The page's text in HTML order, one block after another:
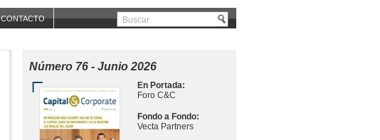
CONTACTO
Número 76 - Junio 2026
En Portada:
Foro C&C
Fondo a Fondo:
Vecta Partners